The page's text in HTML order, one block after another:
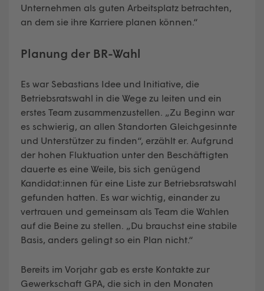
Unternehmen als guten Arbeitsplatz betrachten,
an dem sie ihre Karriere planen können.“
Planung der BR-Wahl
Es war Sebastians Idee und Initiative, die
Betriebsratswahl in die Wege zu leiten und ein
erstes Team zusammenzustellen. „Zu Beginn war
es schwierig, an allen Standorten Gleichgesinnte
und Unterstützer zu finden“, erzählt er. Aufgrund
der hohen Fluktuation unter den Beschäftigten
dauerte es eine Weile, bis sich genügend
Kandidat:innen für eine Liste zur Betriebsratswahl
gefunden hatten. Es war wichtig, einander zu
vertrauen und gemeinsam als Team die Wahlen
auf die Beine zu stellen. „Du brauchst eine stabile
Basis, anders gelingt so ein Plan nicht.“
Bereits im Vorjahr gab es erste Kontakte zur
Gewerkschaft GPA, die sich in den Monaten